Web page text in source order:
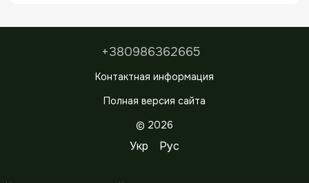
+380986362665
Контактная информация
Полная версия сайта
© 2026
Укр Рус